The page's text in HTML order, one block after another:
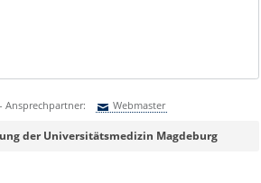
Ansprechpartner: Webmaster
versenden an:Webmaster
der Universitätsmedizin Magdeburg